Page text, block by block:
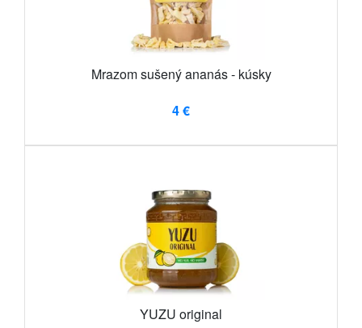
Mrazom sušený ananás - kúsky
4 €
YUZU original